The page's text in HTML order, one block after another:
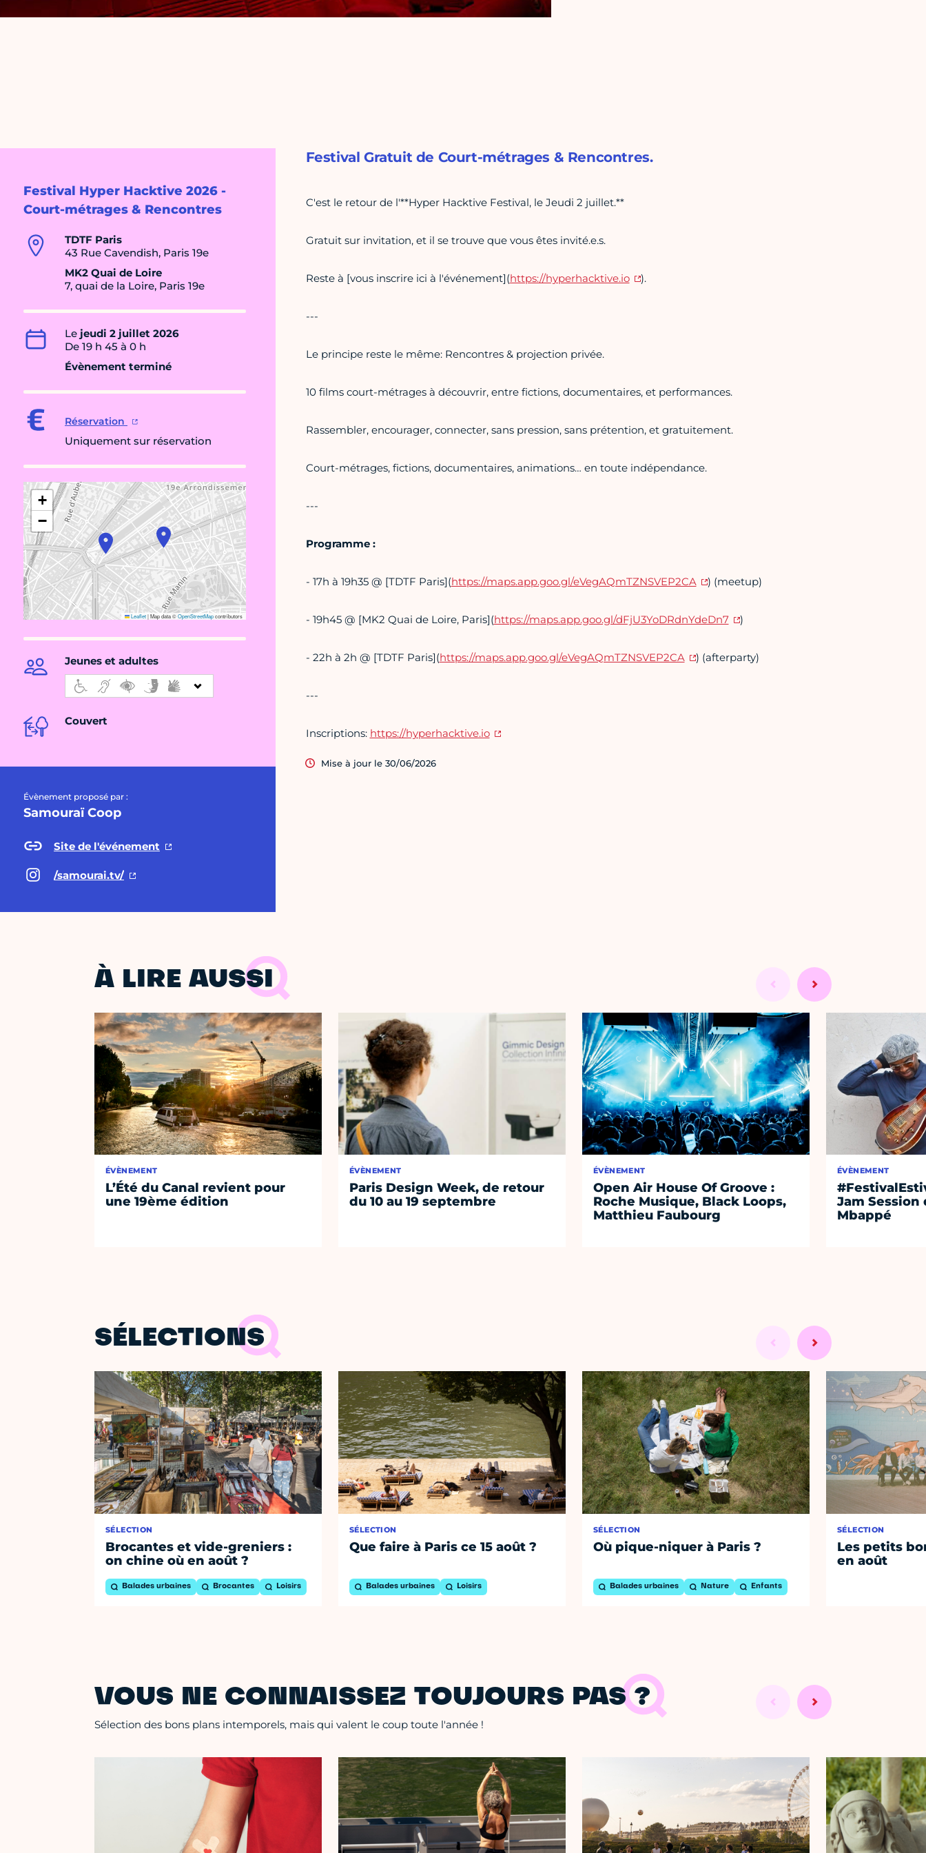
Festival Hyper Hacktive 2026 -
Court-métrages & Rencontres
TDTF Paris
43 Rue Cavendish, Paris 19e
MK2 Quai de Loire
7, quai de la Loire, Paris 19e
Le jeudi 2 juillet 2026
De 19 h 45 à 0 h
Évènement terminé
Réservation
Uniquement sur réservation
+
−
Leaflet|Map data ©OpenStreetMapcontributors
Jeunes et adultes
Couvert
Évènement proposé par :
Samouraï Coop
Site de l'événement
/samourai.tv/
Festival Gratuit de Court-métrages & Rencontres.
C'est le retour de l'**Hyper Hacktive Festival, le Jeudi 2 juillet.**
Gratuit sur invitation, et il se trouve que vous êtes invité.e.s.
Reste à [vous inscrire ici à l'événement](https://hyperhacktive.io ).
---
Le principe reste le même: Rencontres & projection privée.
10 films court-métrages à découvrir, entre fictions, documentaires, et performances.
Rassembler, encourager, connecter, sans pression, sans prétention, et gratuitement.
Court-métrages, fictions, documentaires, animations… en toute indépendance.
---
Programme :
- 17h à 19h35 @ [TDTF Paris](https://maps.app.goo.gl/eVegAQmTZNSVEP2CA ) (meetup)
- 19h45 @ [MK2 Quai de Loire, Paris](https://maps.app.goo.gl/dFjU3YoDRdnYdeDn7 )
- 22h à 2h @ [TDTF Paris](https://maps.app.goo.gl/eVegAQmTZNSVEP2CA ) (afterparty)
---
Inscriptions: https://hyperhacktive.io
Mise à jour le 30/06/2026
À LIRE AUSSI
ÉVÈNEMENT
L’Été du Canal revient pour
une 19ème édition
ÉVÈNEMENT
Paris Design Week, de retour
du 10 au 19 septembre
ÉVÈNEMENT
Open Air House Of Groove :
Roche Musique, Black Loops,
Matthieu Faubourg
ÉVÈNEMENT
Jam Session
Mbappé
SÉLECTIONS
SÉLECTION
Brocantes et vide-greniers :
on chine où en août ?
Balades urbaines Brocantes Loisirs
SÉLECTION
Que faire à Paris ce 15 août ?
Balades urbaines Loisirs
SÉLECTION
Où pique-niquer à Paris ?
Balades urbaines Nature Enfants
SÉLECTION
Les petits
en août
VOUS NE CONNAISSEZ TOUJOURS PAS ?
Sélection des bons plans intemporels, mais qui valent le coup toute l'année !